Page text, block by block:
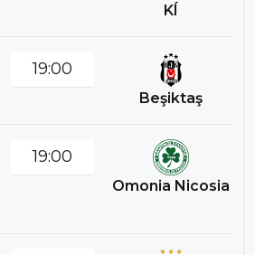
KÍ
19:00
Beşiktaş
19:00
Omonia Nicosia